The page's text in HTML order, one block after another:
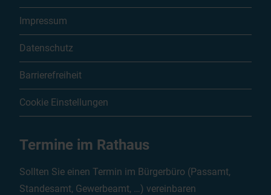
Impressum
Datenschutz
Barrierefreiheit
Cookie Einstellungen
Termine im Rathaus
Sollten Sie einen Termin im Bürgerbüro (Passamt,
Standesamt, Gewerbeamt, …) vereinbaren